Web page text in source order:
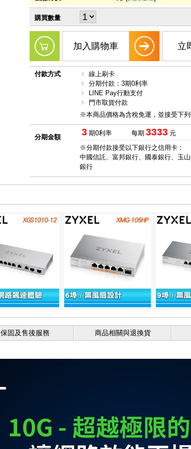
購買數量
加入購物車 立
付款方式
線上刷卡
分期付款：3期0利率
LINE Pay行動支付
門市取貨付款
※本商品價格為含稅免運，並接受下
分期金額 3 期0利率 每期 3333 元
※分期付款接受以下銀行之信用卡：
中國信託、富邦銀行、國泰銀行、玉
銀行
保固及售後服務 商品相關與退換貨